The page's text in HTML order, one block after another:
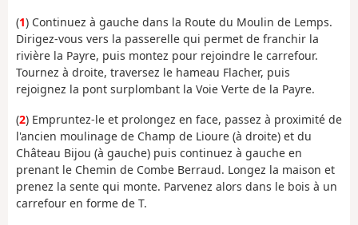
(1) Continuez à gauche dans la Route du Moulin de Lemps.
Dirigez-vous vers la passerelle qui permet de franchir la
rivière la Payre, puis montez pour rejoindre le carrefour.
Tournez à droite, traversez le hameau Flacher, puis
rejoignez la pont surplombant la Voie Verte de la Payre.
(2) Empruntez-le et prolongez en face, passez à proximité de
l'ancien moulinage de Champ de Lioure (à droite) et du
Château Bijou (à gauche) puis continuez à gauche en
prenant le Chemin de Combe Berraud. Longez la maison et
prenez la sente qui monte. Parvenez alors dans le bois à un
carrefour en forme de T.